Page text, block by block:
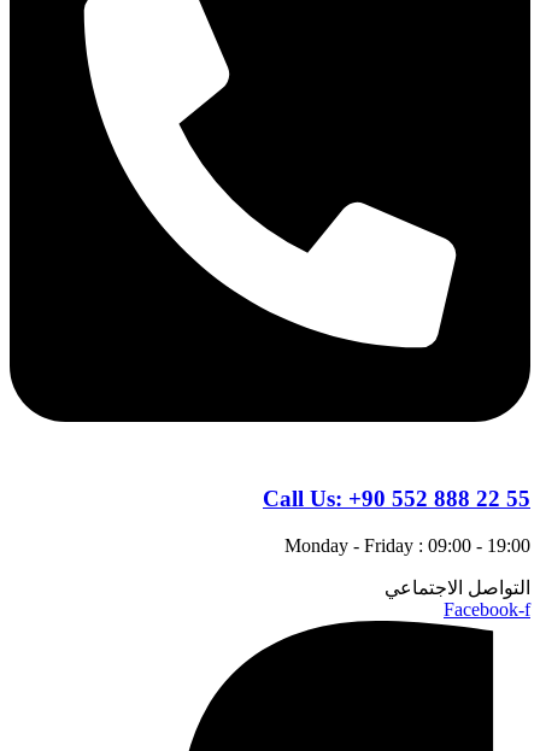
Call Us: +90 552 888 22 55
Monday - Friday : 09:00 - 19:00
التواصل الاجتماعي
Facebook-f